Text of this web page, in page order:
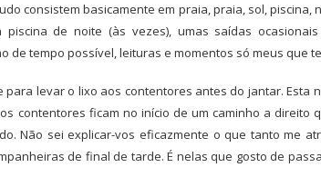
consistem basicamente em praia, praia, sol, piscina,
piscina de noite (às vezes), umas saídas
de tempo possível, leituras e momentos só meus que
levar o lixo aos contentores antes do jantar. Esta
contentores ficam no início de um caminho a direito
Não sei explicar-vos eficazmente o que tanto me
de final de tarde. É nelas que gosto de